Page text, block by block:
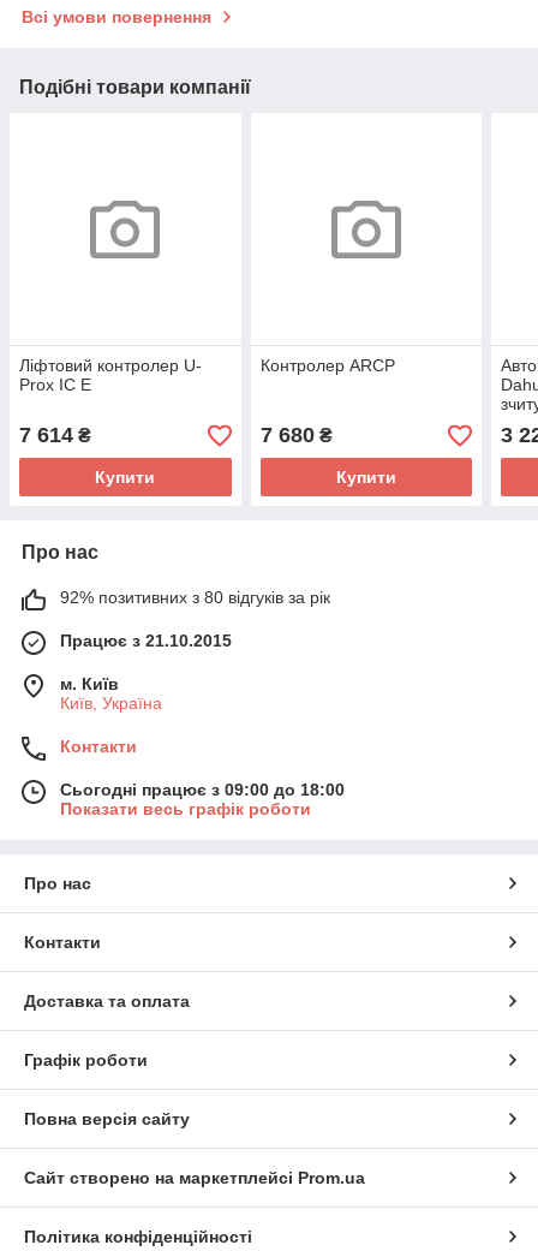
Всі умови повернення
Подібні товари компанії
Ліфтовий контролер U-
Prox IC E
7 614 ₴
Купити
Контролер ARCP
7 680₴
Купити
3
Про нас
92% позитивних з 80 відгуків за рік
Працює з 21.10.2015
м. Київ
Київ, Україна
Контакти
Сьогодні працює з 09:00 до 18:00
Показати весь графік роботи
Про нас
Контакти
Доставка та оплата
Графік роботи
Повна версія сайту
Сайт створено на маркетплейсі Prom.ua
Політика конфіденційності